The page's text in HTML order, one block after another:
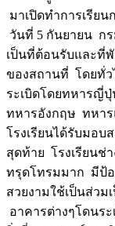
มาเปิดทำการเรีย
วันที่ 5 กันยายน ก
เป็นที่ต้อนรับและที่
ของสถานที่ โดยทั่ว
ระเบิดโดยทหารญี่
ทหารอังกฤษ ทหา
โรงเรียนได้รับมอ
สุดท้าย โรงเรียนช่
ทรุดโทรมมาก มีป้อ
สวยงามใช้เป็นส่ว
อาคารต่างๆโดนระ